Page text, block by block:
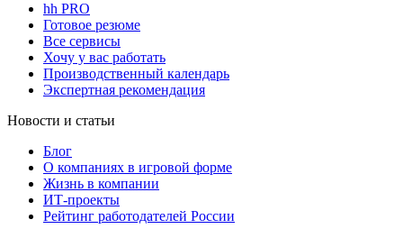
hh PRO
Готовое резюме
Все сервисы
Хочу у вас работать
Производственный календарь
Экспертная рекомендация
Новости и статьи
Блог
О компаниях в игровой форме
Жизнь в компании
ИТ-проекты
Рейтинг работодателей России